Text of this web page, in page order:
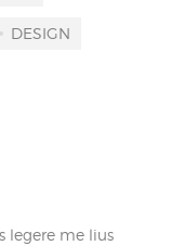
DESIGN
legere me lius